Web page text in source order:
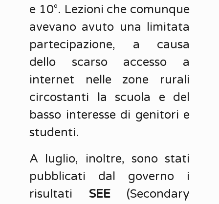
e 10°. Lezioni che comunque
avevano avuto una limitata
partecipazione, a causa
dello scarso accesso a
internet nelle zone rurali
circostanti la scuola e del
basso interesse di genitori e
studenti.
A luglio, inoltre, sono stati
pubblicati dal governo i
risultati SEE(Secondary